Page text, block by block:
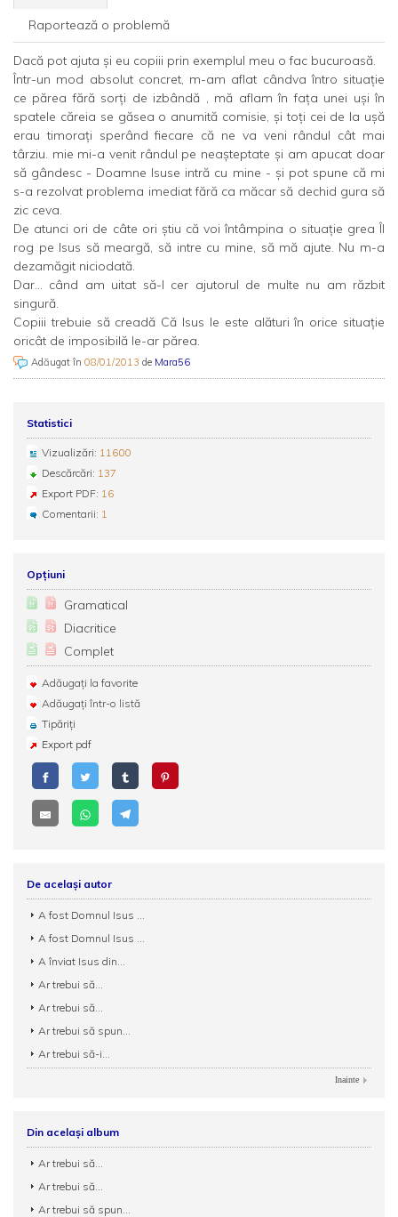
Raportează o problemă
Dacă pot ajuta şi eu copiii prin exemplul meu o fac bucuroasă.
Într-un mod absolut concret, m-am aflat cândva întro situaţie
ce părea fără sorţi de izbândă , mă aflam în faţa unei uşi în
spatele căreia se găsea o anumită comisie, şi toţi cei de la uşă
erau timoraţi sperând fiecare că ne va veni rândul cât mai
târziu. mie mi-a venit rândul pe neaşteptate şi am apucat doar
să gândesc - Doamne Isuse intră cu mine - şi pot spune că mi
s-a rezolvat problema imediat fără ca măcar să dechid gura să
zic ceva.
De atunci ori de câte ori ştiu că voi întâmpina o situaţie grea Îl
rog pe Isus să meargă, să intre cu mine, să mă ajute. Nu m-a
dezamăgit niciodată.
Dar... când am uitat să-I cer ajutorul de multe nu am răzbit
singură.
Copiii trebuie să creadă Că Isus le este alături în orice situaţie
oricât de imposibilă le-ar părea.
Adăugat în 08/01/2013 de Mara56
Statistici
Vizualizări: 11600
Descărcări: 137
Export PDF: 16
Comentarii: 1
Opțiuni
Gramatical
Diacritice
Complet
Adăugați la favorite
Adăugați într-o listă
Tipăriți
Export pdf
De același autor
A fost Domnul Isus ...
A fost Domnul Isus ...
A înviat Isus din...
Ar trebui să...
Ar trebui să...
Ar trebui să spun...
Ar trebui să-i...
Inainte
Din același album
Ar trebui să...
Ar trebui să...
Ar trebui să spun...